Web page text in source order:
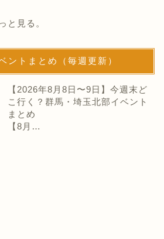
と見る。
ントまとめ（毎週更新）
【2026年8月8日〜9日】今週末ど
こ行く？群馬・埼玉北部イベント
まとめ
【8月…